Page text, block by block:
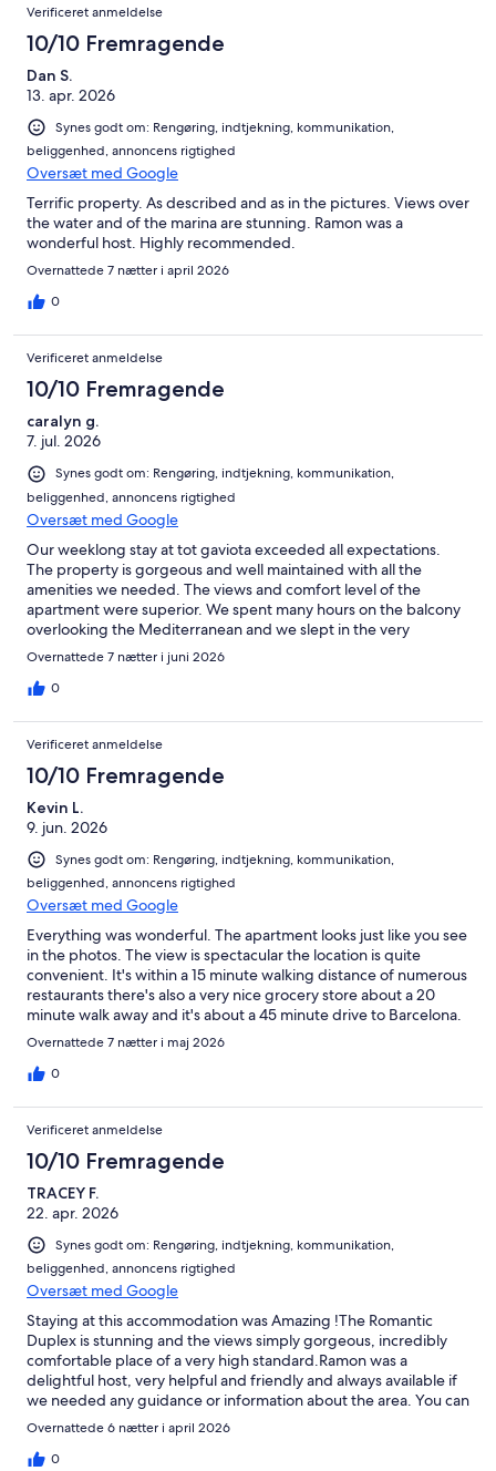
Verificeret anmeldelse
10/10 Fremragende
Dan S.
13. apr. 2026
Synes godt om: Rengøring, indtjekning, kommunikation,
beliggenhed, annoncens rigtighed
Oversæt med Google
Terrific property. As described and as in the pictures. Views over
the water and of the marina are stunning. Ramon was a
wonderful host. Highly recommended.
Overnattede 7 nætter i april 2026
0
Verificeret anmeldelse
10/10 Fremragende
caralyn g.
7. jul. 2026
Synes godt om: Rengøring, indtjekning, kommunikation,
beliggenhed, annoncens rigtighed
Oversæt med Google
Our weeklong stay at tot gaviota exceeded all expectations.
The property is gorgeous and well maintained with all the
amenities we needed. The views and comfort level of the
apartment were superior. We spent many hours on the balcony
overlooking the Mediterranean and we slept in the very
comfortable beds with the doors wide open every night. The
nearby beaches were beautiful and easy to walk to, and we
were grateful that our fabulous host Ramon had provided beach
stay I’ve been to, perfect 10! PS along with being very helpful
with tips and advice, Ramon the host muscled a very heavy
suitcase for us upon arrival and departure. Top notch human.
Don’t hesitate on this one!
Overnattede 7 nætter i juni 2026
0
Verificeret anmeldelse
10/10 Fremragende
Kevin L.
9. jun. 2026
Synes godt om: Rengøring, indtjekning, kommunikation,
beliggenhed, annoncens rigtighed
Oversæt med Google
Everything was wonderful. The apartment looks just like you see
in the photos. The view is spectacular the location is quite
convenient. It's within a 15 minute walking distance of numerous
restaurants there's also a very nice grocery store about a 20
minute walk away and it's about a 45 minute drive to Barcelona.
A very nice Beach with a very good Beachside restaurant is less
than 10 minutes away . Also for visitors who want to cook and
house the kitchen is fully stocked which made it quite easy to
and helped greatly with the check-in and check out process.
Would highly recommend for anyone thinking of visiting the
area.
Overnattede 7 nætter i maj 2026
0
Verificeret anmeldelse
10/10 Fremragende
TRACEY F.
22. apr. 2026
Synes godt om: Rengøring, indtjekning, kommunikation,
beliggenhed, annoncens rigtighed
Oversæt med Google
Staying at this accommodation was Amazing !The Romantic
Duplex is stunning and the views simply gorgeous, incredibly
comfortable place of a very high standard.Ramon was a
delightful host, very helpful and friendly and always available if
we needed any guidance or information about the area. You can
stay here and visit Barcelona in an hour or so.We were able to
swim in the sea in April. Water was clear and refreshing. We will
be back ! Thank you Ramon.
Overnattede 6 nætter i april 2026
0